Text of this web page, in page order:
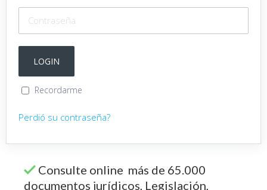
Recordarme
Perdió su contraseña?
Consulte online más de 65.000
documentos jurídicos, Legislación,